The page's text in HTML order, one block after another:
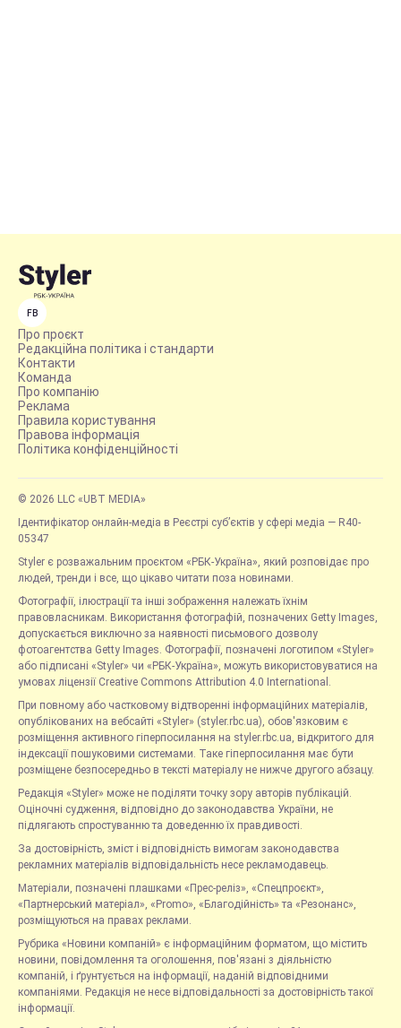
FB
Про проєкт
Редакційна політика і стандарти
Контакти
Команда
Про компанію
Реклама
Правила користування
Правова інформація
Політика конфіденційності
© 2026 LLC «UBT MEDIA»
Ідентифікатор онлайн-медіа в Реєстрі суб’єктів у сфері медіа — R40-
05347
Styler є розважальним проєктом «РБК-Україна», який розповідає про
людей, тренди і все, що цікаво читати поза новинами.
Фотографії, ілюстрації та інші зображення належать їхнім
правовласникам. Використання фотографій, позначених Getty Images,
допускається виключно за наявності письмового дозволу
фотоагентства Getty Images. Фотографії, позначені логотипом «Styler»
або підписані «Styler» чи «РБК-Україна», можуть використовуватися на
умовах ліцензії Creative Commons Attribution 4.0 International.
При повному або частковому відтворенні інформаційних матеріалів,
опублікованих на вебсайті «Styler» (styler.rbc.ua), обов'язковим є
розміщення активного гіперпосилання на styler.rbc.ua, відкритого для
індексації пошуковими системами. Таке гіперпосилання має бути
розміщене безпосередньо в тексті матеріалу не нижче другого абзацу.
Редакція «Styler» може не поділяти точку зору авторів публікацій.
Оціночні судження, відповідно до законодавства України, не
підлягають спростуванню та доведенню їх правдивості.
За достовірність, зміст і відповідність вимогам законодавства
рекламних матеріалів відповідальність несе рекламодавець.
Матеріали, позначені плашками «Прес-реліз», «Спецпроєкт»,
«Партнерський матеріал», «Promo», «Благодійність» та «Резонанс»,
розміщуються на правах реклами.
Рубрика «Новини компаній» є інформаційним форматом, що містить
новини, повідомлення та оголошення, пов'язані з діяльністю
компаній, і ґрунтується на інформації, наданій відповідними
компаніями. Редакція не несе відповідальності за достовірність такої
інформації.